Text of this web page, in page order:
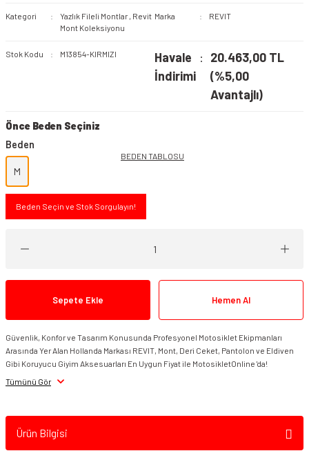
Kategori Yazlık Fileli Montlar , Revit
Mont Koleksiyonu
Marka REVIT
Stok Kodu M13854-KIRMIZI
Havale
İndirimi
20.463,00 TL
(%5,00
Avantajlı)
Önce Beden Seçiniz
Beden
M
BEDEN TABLOSU
Beden Seçin ve Stok Sorgulayın!
Sepete Ekle Hemen Al
Güvenlik, Konfor ve Tasarım Konusunda Profesyonel Motosiklet Ekipmanları
Arasında Yer Alan Hollanda Markası REVIT, Mont, Deri Ceket, Pantolon ve Eldiven
Gibi Koruyucu Giyim Aksesuarları En Uygun Fiyat ile MotosikletOnline 'da!
Tümünü Gör
Ürün Bilgisi